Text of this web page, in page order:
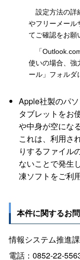
設定方法の詳
やフリーメール
てご確認をお願
「
使いの場合、強
ール」フォルダ
Apple社製のパ
タブレットをお
や中身が空にな
これは、利用さ
りするファイル
ないことで発生
凍ソフトをご利
本件に関するお
情報システム推進
電話：0852-22-